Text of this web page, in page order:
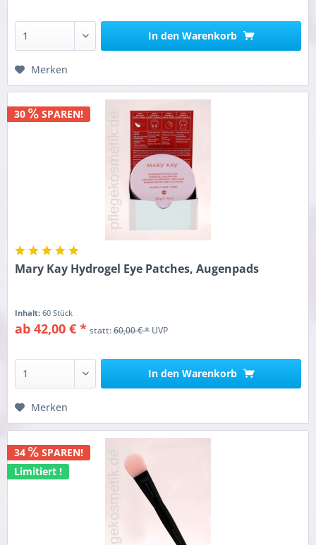
In den Warenkorb
Merken
30 SPAREN!
Mary Kay Hydrogel Eye Patches, Augenpads
Inhalt:60 Stück
ab 42,00 € * statt:60,00 € *UVP
In den Warenkorb
Merken
34
SPAREN!
Limitiert !